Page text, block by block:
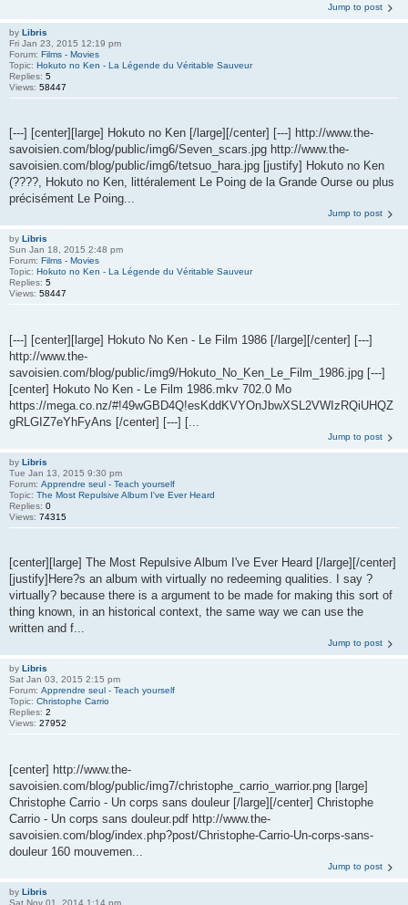
Jump to post
by Libris
Fri Jan 23, 2015 12:19 pm
Forum: Films - Movies
Topic: Hokuto no Ken - La Légende du Véritable Sauveur
Replies: 5
Views: 58447
[---] [center][large] Hokuto no Ken [/large][/center] [---] http://www.the-
savoisien.com/blog/public/img6/Seven_scars.jpg http://www.the-
savoisien.com/blog/public/img6/tetsuo_hara.jpg [justify] Hokuto no Ken
(????, Hokuto no Ken, littéralement Le Poing de la Grande Ourse ou plus
précisément Le Poing...
Jump to post
by Libris
Sun Jan 18, 2015 2:48 pm
Forum: Films - Movies
Topic: Hokuto no Ken - La Légende du Véritable Sauveur
Replies: 5
Views: 58447
[---] [center][large] Hokuto No Ken - Le Film 1986 [/large][/center] [---]
http://www.the-
savoisien.com/blog/public/img9/Hokuto_No_Ken_Le_Film_1986.jpg [---]
[center] Hokuto No Ken - Le Film 1986.mkv 702.0 Mo
https://mega.co.nz/#!49wGBD4Q!esKddKVYOnJbwXSL2VWIzRQiUHQZ
gRLGIZ7eYhFyAns [/center] [---] [...
Jump to post
by Libris
Tue Jan 13, 2015 9:30 pm
Forum: Apprendre seul - Teach yourself
Topic: The Most Repulsive Album I've Ever Heard
Replies: 0
Views: 74315
[center][large] The Most Repulsive Album I've Ever Heard [/large][/center]
[justify]Here?s an album with virtually no redeeming qualities. I say ?
virtually? because there is a argument to be made for making this sort of
thing known, in an historical context, the same way we can use the
written and f...
Jump to post
by Libris
Sat Jan 03, 2015 2:15 pm
Forum: Apprendre seul - Teach yourself
Topic: Christophe Carrio
Replies: 2
Views: 27952
[center] http://www.the-
savoisien.com/blog/public/img7/christophe_carrio_warrior.png [large]
Christophe Carrio - Un corps sans douleur [/large][/center] Christophe
Carrio - Un corps sans douleur.pdf http://www.the-
savoisien.com/blog/index.php?post/Christophe-Carrio-Un-corps-sans-
douleur 160 mouvemen...
Jump to post
by Libris
Sat Nov 01, 2014 1:14 pm